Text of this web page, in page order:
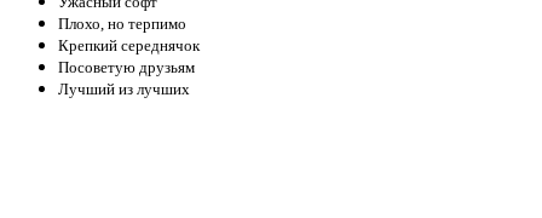
Плохо, но терпимо
Крепкий середнячок
Посоветую друзьям
Лучший из лучших